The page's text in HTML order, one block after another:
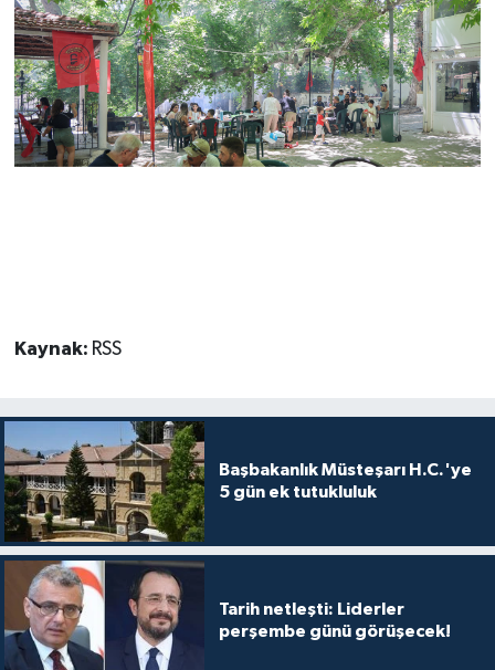
Kaynak: RSS
Başbakanlık Müsteşarı H.C.'ye
5 gün ek tutukluluk
Tarih netleşti: Liderler
perşembe günü görüşecek!